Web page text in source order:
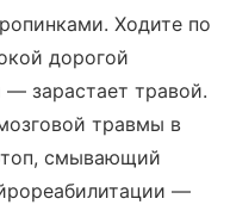
Ходите по
дорогой
зарастает травой.
травмы в
смывающий
—